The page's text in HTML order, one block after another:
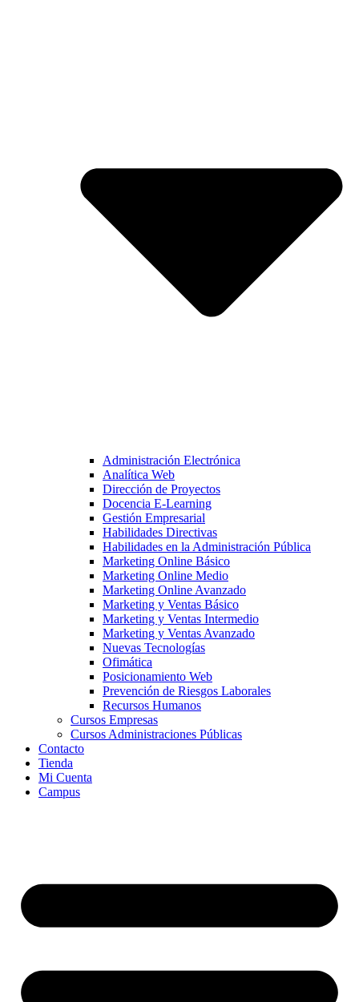
Administración Electrónica
Analítica Web
Dirección de Proyectos
Docencia E-Learning
Gestión Empresarial
Habilidades Directivas
Habilidades en la Administración Pública
Marketing Online Básico
Marketing Online Medio
Marketing Online Avanzado
Marketing y Ventas Básico
Marketing y Ventas Intermedio
Marketing y Ventas Avanzado
Nuevas Tecnologías
Ofimática
Posicionamiento Web
Prevención de Riesgos Laborales
Recursos Humanos
Cursos Empresas
Cursos Administraciones Públicas
Contacto
Tienda
Mi Cuenta
Campus